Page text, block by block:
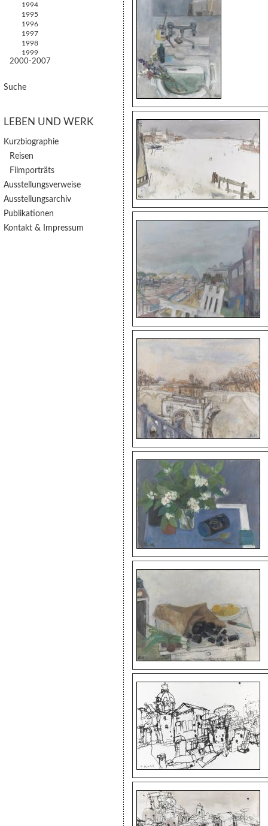
1994
1995
1996
1997
1998
1999
2000-2007
Suche
LEBEN UND WERK
Kurzbiographie
Reisen
Filmporträts
Ausstellungsverweise
Ausstellungsarchiv
Publikationen
Kontakt & Impressum